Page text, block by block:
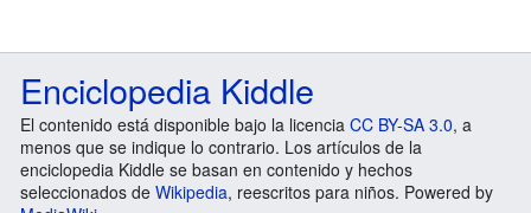
Enciclopedia Kiddle
El contenido está disponible bajo la licencia CC BY-SA 3.0, a
menos que se indique lo contrario. Los artículos de la
enciclopedia Kiddle se basan en contenido y hechos
seleccionados de Wikipedia, reescritos para niños. Powered by